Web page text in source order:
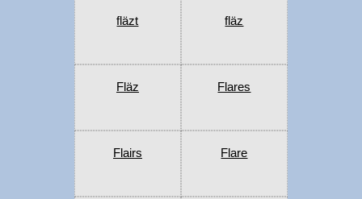
fläzt fläz
Fläz Flares
Flairs Flare